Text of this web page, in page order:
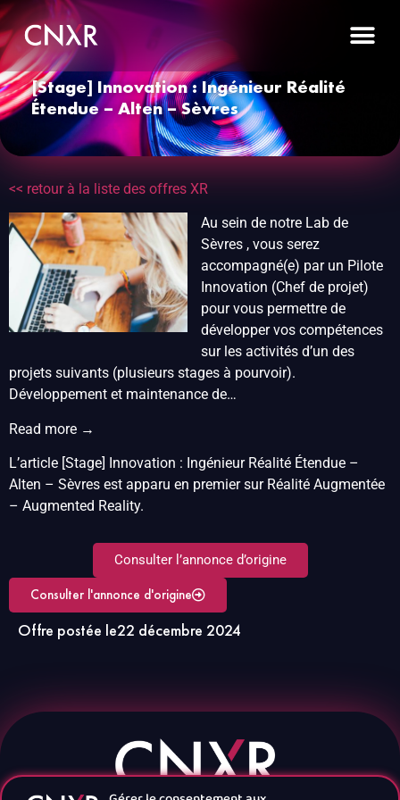
[Stage] Innovation : Ingénieur Réalité
Étendue – Alten – Sèvres
<< retour à la liste des offres XR
Au sein de notre Lab de
Sèvres , vous serez
accompagné(e) par un Pilote
Innovation (Chef de projet)
pour vous permettre de
développer vos compétences
sur les activités d’un des
projets suivants (plusieurs stages à pourvoir).
Développement et maintenance de…
Read more →
L’article [Stage] Innovation : Ingénieur Réalité Étendue –
Alten – Sèvres est apparu en premier sur Réalité Augmentée
– Augmented Reality.
Consulter l’annonce d’origine
Consulter l'annonce d'origine
Offre postée le22 décembre 2024